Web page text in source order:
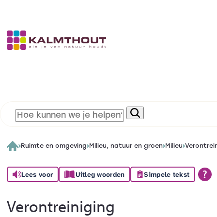
Ruimte en omgeving Milieu, natuur en groen Milieu
Lees voor Uitleg woorden Simpele tekst
Verontreiniging